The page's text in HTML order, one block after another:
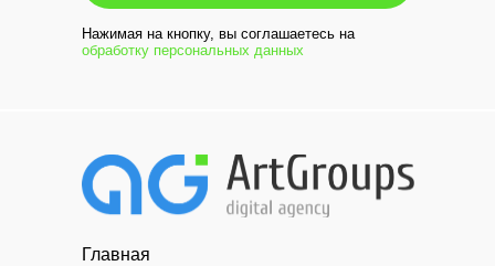
Главная
Нажимая на кнопку, вы соглашаетесь на
обработку персональных данных